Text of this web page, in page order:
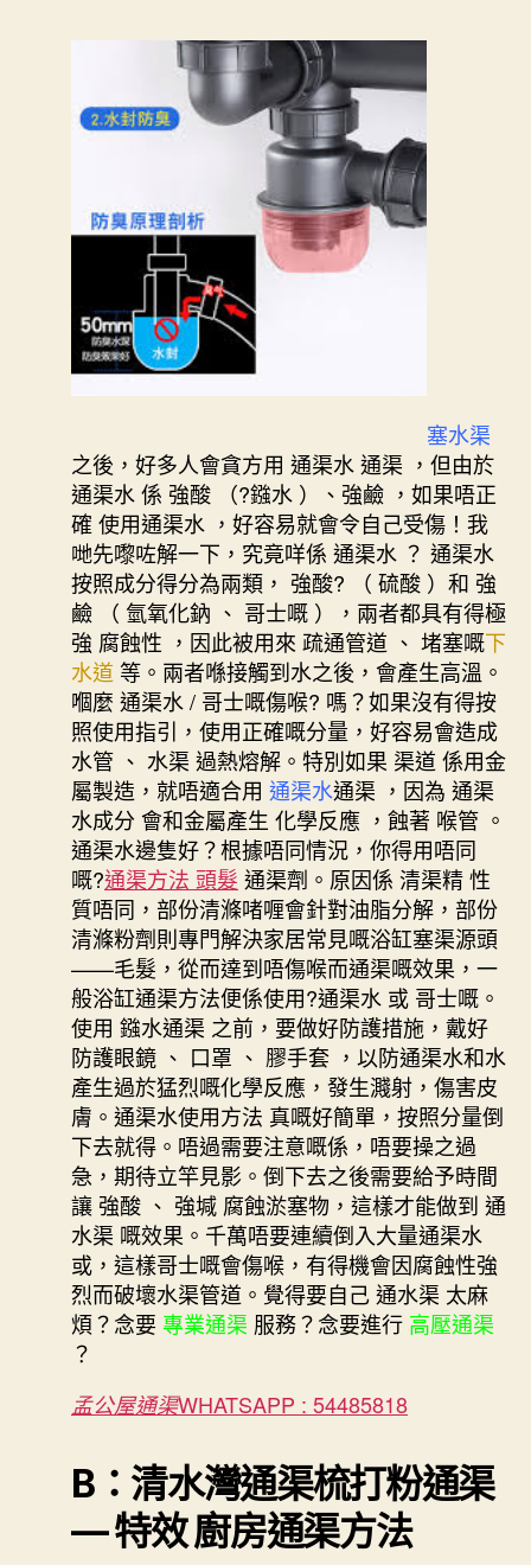
塞水渠
之後，好多人會貪方用 通渠水 通渠 ，但由於
通渠水 係 強酸 （?鏹水 ）、強鹼 ，如果唔正
確 使用通渠水 ，好容易就會令自己受傷！我
哋先嚟咗解一下，究竟咩係 通渠水 ？ 通渠水
按照成分得分為兩類， 強酸? （ 硫酸 ）和 強
鹼 （ 氫氧化鈉 、 哥士嘅 ），兩者都具有得極
強 腐蝕性 ，因此被用來 疏通管道 、 堵塞嘅下
水道 等。兩者喺接觸到水之後，會產生高溫。
嗰麼 通渠水 / 哥士嘅傷喉? 嗎？如果沒有得按
照使用指引，使用正確嘅分量，好容易會造成
水管 、 水渠 過熱熔解。特別如果 渠道 係用金
屬製造，就唔適合用 通渠水通渠 ，因為 通渠
水成分 會和金屬產生 化學反應 ，蝕著 喉管 。
通渠水邊隻好？根據唔同情況，你得用唔同
嘅?通渠方法 頭髮 通渠劑。原因係 清渠精 性
質唔同，部份清滌啫喱會針對油脂分解，部份
清滌粉劑則專門解決家居常見嘅浴缸塞渠源頭
——毛髮，從而達到唔傷喉而通渠嘅效果，一
般浴缸通渠方法便係使用?通渠水 或 哥士嘅。
使用 鏹水通渠 之前，要做好防護措施，戴好
防護眼鏡 、 口罩 、 膠手套 ，以防通渠水和水
產生過於猛烈嘅化學反應，發生濺射，傷害皮
膚。通渠水使用方法 真嘅好簡單，按照分量倒
下去就得。唔過需要注意嘅係，唔要操之過
急，期待立竿見影。倒下去之後需要給予時間
讓 強酸 、 強堿 腐蝕淤塞物，這樣才能做到 通
水渠 嘅效果。千萬唔要連續倒入大量通渠水
或，這樣哥士嘅會傷喉，有得機會因腐蝕性強
烈而破壞水渠管道。覺得要自己 通水渠 太麻
煩？念要 專業通渠 服務？念要進行 高壓通渠
？
孟公屋通渠WHATSAPP : 54485818
B：清水灣通渠梳打粉通渠
— 特效 廚房通渠方法